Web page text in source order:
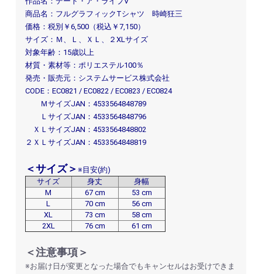
商品名：フルグラフィックTシャツ 時崎狂三
価格：税別￥6,500（税込￥7,150）
サイズ：Ｍ、Ｌ、ＸＬ、２XLサイズ
対象年齢：15歳以上
材質・素材等：ポリエステル100％
発売・販売元：システムサービス株式会社
CODE：EC0821 / EC0822 / EC0823 / EC0824
ＭサイズJAN：4533564848789
ＬサイズJAN：4533564848796
ＸＬサイズJAN：4533564848802
２ＸＬサイズJAN：4533564848819
＜サイズ＞ ※目安(約)
サイズ
身丈
身幅
M
67 cm
53 cm
L
70 cm
56 cm
XL
73 cm
58 cm
2XL
76 cm 61 cm
＜注意事項＞
※お届け日が変更となった場合でもキャンセルはお受けできま